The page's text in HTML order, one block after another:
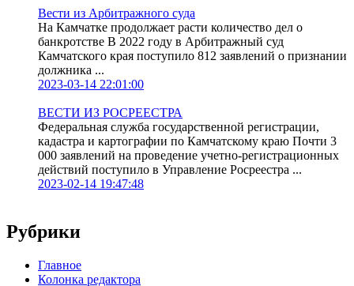
Вести из Арбитражного суда
На Камчатке продолжает расти количество дел о
банкротстве В 2022 году в Арбитражный суд
Камчатского края поступило 812 заявлений о признании
должника ...
2023-03-14 22:01:00
ВЕСТИ ИЗ РОСРЕЕСТРА
Федеральная служба государственной регистрации,
кадастра и картографии по Камчатскому краю Почти 3
000 заявлений на проведение учетно-регистрационных
действий поступило в Управление Росреестра ...
2023-02-14 19:47:48
Рубрики
Главное
Колонка редактора